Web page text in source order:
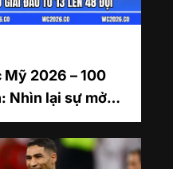
2026 – 100
Nhìn lại sự mở
từ 13 lên 48 đội